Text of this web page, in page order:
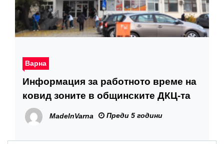
Варна
Информация за работното време на
ковид зоните в общинските ДКЦ-та
MadeInVarna Преди 5 години